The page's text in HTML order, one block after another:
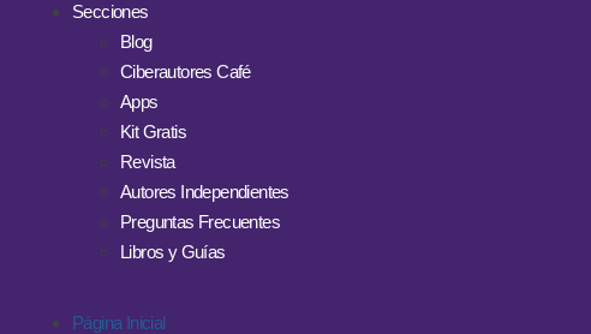
Secciones
Blog
Ciberautores Café
Apps
Kit Gratis
Revista
Autores Independientes
Preguntas Frecuentes
Libros y Guías
Página Inicial